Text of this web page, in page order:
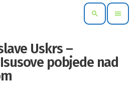
search menu
Uskrs –
pobjede nad